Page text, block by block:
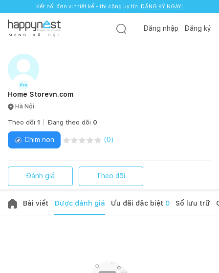
Kết nối đơn vị thiết kế - thi công uy tín. ĐĂNG KÝ NGAY!
M Ạ N G X Ã H Ộ I
Đăng nhập Đăng ký
Home Storevn.com
Hà Nội
Theo dõi 1 Đang theo dõi 0
Chim non (0)
Đánh giá Theo dõi
Bài viết Được đánh giá Ưu đãi đặc biệt 0 Sổ lưu trữ